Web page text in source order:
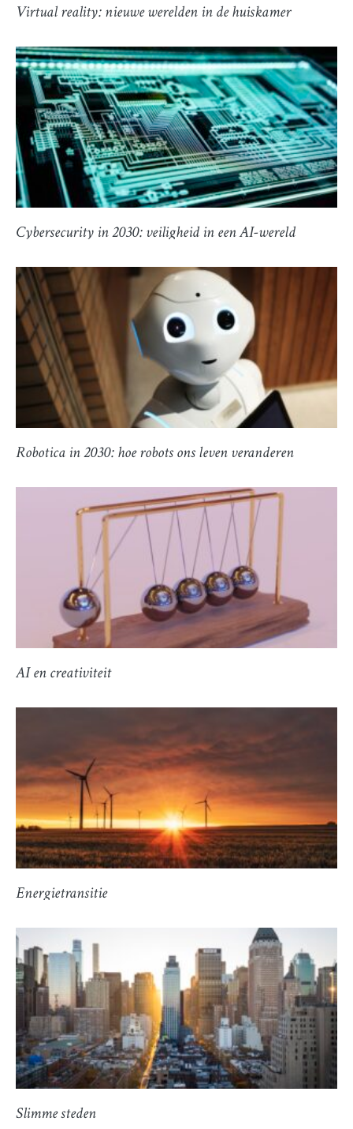
Virtual reality: nieuwe werelden in de huiskamer
Cybersecurity in 2030: veiligheid in een AI-wereld
Robotica in 2030: hoe robots ons leven veranderen
AI en creativiteit
Energietransitie
Slimme steden